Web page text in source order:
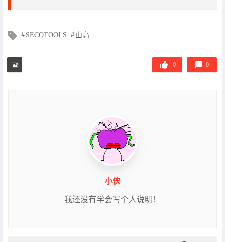
文
签
SECOTOOLS 山高
0 0
小侠
我还没有学会写个人说明！